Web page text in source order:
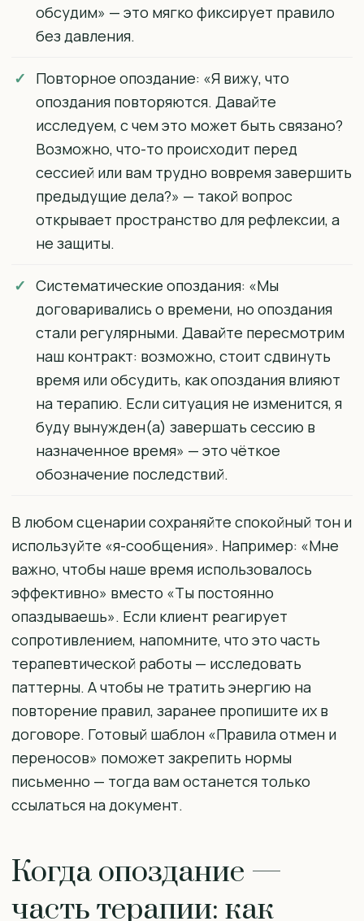
обсудим» — это мягко фиксирует правило
без давления.
Повторное опоздание: «Я вижу, что
опоздания повторяются. Давайте
исследуем, с чем это может быть связано?
Возможно, что-то происходит перед
сессией или вам трудно вовремя завершить
предыдущие дела?» — такой вопрос
открывает пространство для рефлексии, а
не защиты.
Систематические опоздания: «Мы
договаривались о времени, но опоздания
стали регулярными. Давайте пересмотрим
наш контракт: возможно, стоит сдвинуть
время или обсудить, как опоздания влияют
на терапию. Если ситуация не изменится, я
буду вынужден(а) завершать сессию в
назначенное время» — это чёткое
обозначение последствий.
В любом сценарии сохраняйте спокойный тон и
используйте «я-сообщения». Например: «Мне
важно, чтобы наше время использовалось
эффективно» вместо «Ты постоянно
опаздываешь». Если клиент реагирует
сопротивлением, напомните, что это часть
терапевтической работы — исследовать
паттерны. А чтобы не тратить энергию на
повторение правил, заранее пропишите их в
договоре. Готовый шаблон «Правила отмен и
переносов» поможет закрепить нормы
письменно — тогда вам останется только
ссылаться на документ.
Когда опоздание —
часть терапии: как